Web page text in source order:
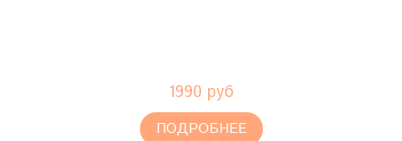
1990 руб
ПОДРОБНЕЕ